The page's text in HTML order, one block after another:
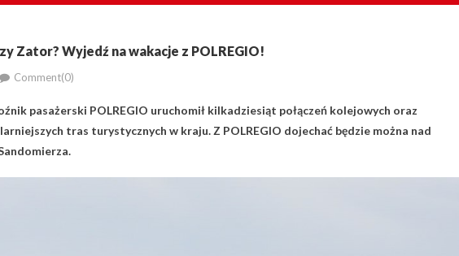
Zator? Wyjedź na wakacje z POLREGIO!
Comment(0)
pasażerski POLREGIO uruchomił kilkadziesiąt połączeń kolejowych oraz
tras turystycznych w kraju. Z POLREGIO dojechać będzie można nad